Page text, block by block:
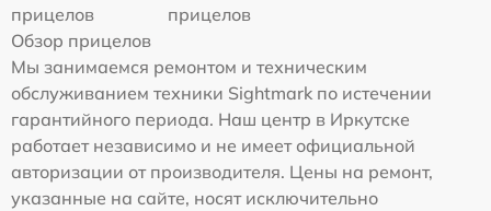
прицелов
прицелов
Обзор прицелов
Мы занимаемся ремонтом и техническим
обслуживанием техники Sightmark по истечении
гарантийного периода. Наш центр в Иркутске
работает независимо и не имеет официальной
авторизации от производителя. Цены на ремонт,
указанные на сайте, носят исключительно